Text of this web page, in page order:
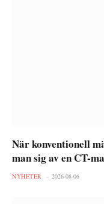
När konventionell
man sig av en CT-
NYHETER 2026-08-06